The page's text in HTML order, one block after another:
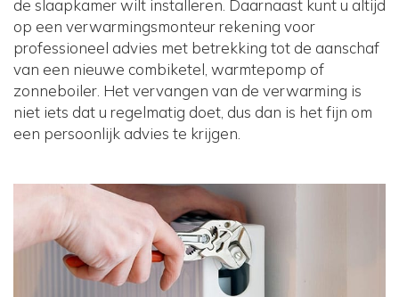
de slaapkamer wilt installeren. Daarnaast kunt u altijd
op een verwarmingsmonteur rekening voor
professioneel advies met betrekking tot de aanschaf
van een nieuwe combiketel, warmtepomp of
zonneboiler. Het vervangen van de verwarming is
niet iets dat u regelmatig doet, dus dan is het fijn om
een persoonlijk advies te krijgen.